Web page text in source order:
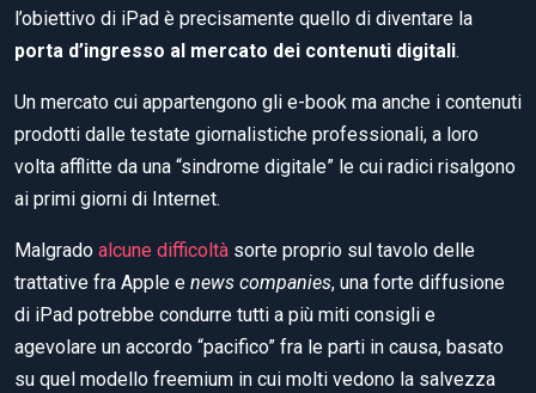
l’obiettivo di iPad è precisamente quello di diventare la
porta d’ingresso al mercato dei contenuti digitali.
Un mercato cui appartengono gli e-book ma anche i contenuti
prodotti dalle testate giornalistiche professionali, a loro
volta afflitte da una “sindrome digitale” le cui radici risalgono
ai primi giorni di Internet.
Malgrado alcune difficoltà sorte proprio sul tavolo delle
trattative fra Apple e news companies, una forte diffusione
di iPad potrebbe condurre tutti a più miti consigli e
agevolare un accordo “pacifico” fra le parti in causa, basato
su quel modello freemium in cui molti vedono la salvezza